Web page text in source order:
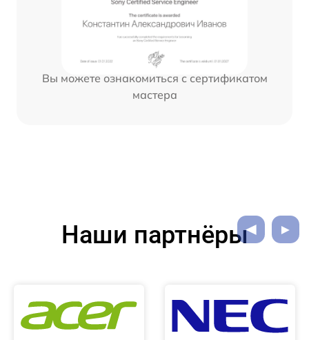
Вы можете ознакомиться с сертификатом
мастера
Наши партнёры